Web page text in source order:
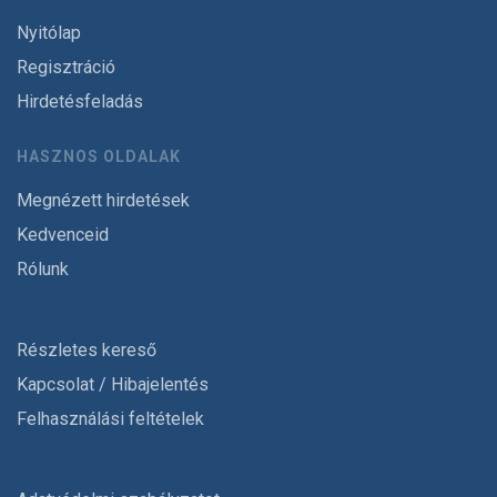
Nyitólap
Regisztráció
Hirdetésfeladás
HASZNOS OLDALAK
Megnézett hirdetések
Kedvenceid
Rólunk
Részletes kereső
Kapcsolat / Hibajelentés
Felhasználási feltételek